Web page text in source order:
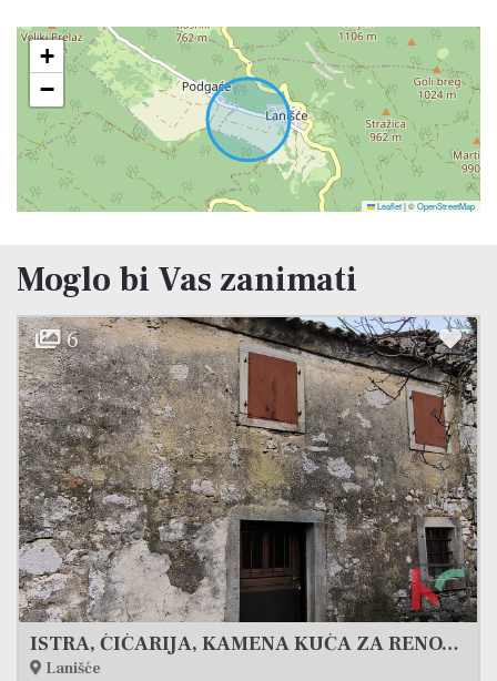
+
−
Leaflet|©OpenStreetMap
Moglo bi Vas zanimati
6
ISTRA, ĆIĆARIJA, KAMENA KUĆA ZA RENOVIRANJE #PRODAJA
Lanišće